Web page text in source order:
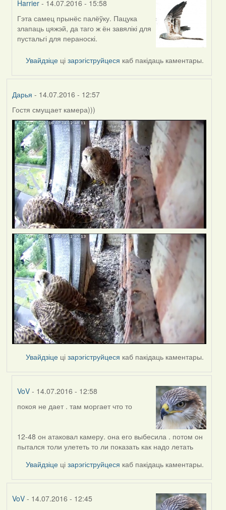
Harrier - 14.07.2016 - 15:58
In
reply
to
VoV
Гэта самец прынёс палёўку. Пацука
злапаць цяжэй, да таго ж ён завялікі для
пустальгі для пераноскі.
Увайдзіце цізарэгіструйцеся каб пакідаць каментары.
Дарья - 14.07.2016 - 12:57
Гостя смущает камера)))
Увайдзіце цізарэгіструйцеся каб пакідаць каментары.
VoV - 14.07.2016 - 12:58
In
by
Дарья
покоя не дает . там моргает что то
12-48 он атаковал камеру. она его выбесила . потом он
пытался толи улететь то ли показать как надо летать
Увайдзіце цізарэгіструйцеся каб пакідаць каментары.
VoV- 14.07.2016 - 12:45